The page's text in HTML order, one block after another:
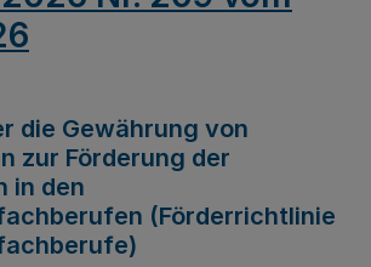
die Gewährung von
zur Förderung der
in den
(Förderrichtlinie